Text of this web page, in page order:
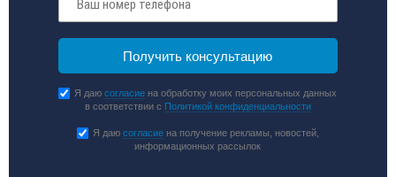
Я даюсогласие на обработку моих персональных данных
в соответствии с Политикой конфиденциальности
Я даю согласиена получение рекламы, новостей,
информационных рассылок